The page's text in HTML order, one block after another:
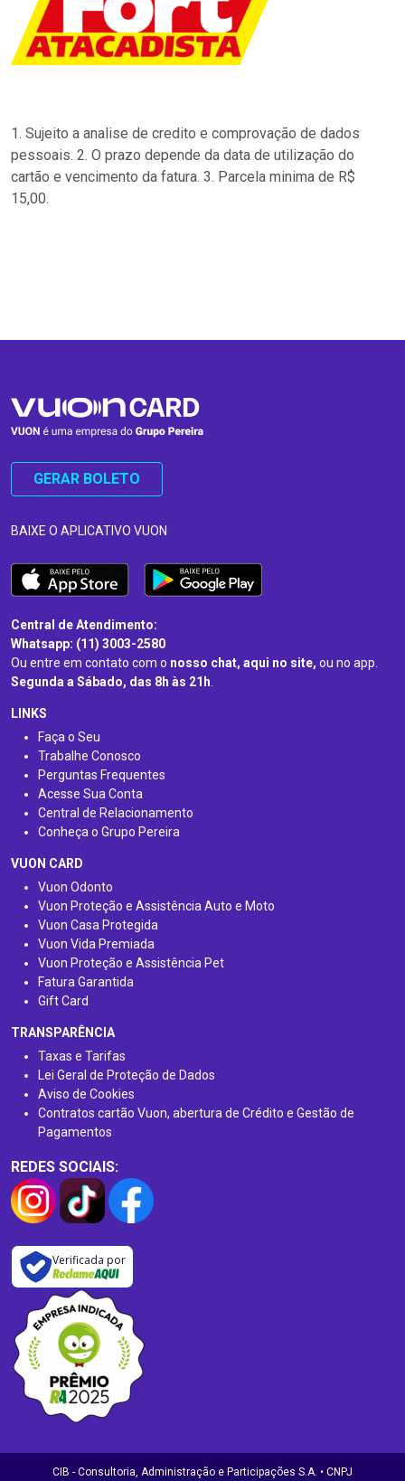
1. Sujeito a analise de credito e comprovação de dados
pessoais. 2. O prazo depende da data de utilização do
cartão e vencimento da fatura. 3. Parcela minima de R$
15,00.
GERAR BOLETO
BAIXE O APLICATIVO VUON
Central de Atendimento:
Whatsapp: (11) 3003-2580
Ou entre em contato com o nosso chat, aqui no site, ou no app.
Segunda a Sábado, das 8h às 21h.
LINKS
Faça o Seu
Trabalhe Conosco
Perguntas Frequentes
Acesse Sua Conta
Central de Relacionamento
Conheça o Grupo Pereira
VUON CARD
Vuon Odonto
Vuon Proteção e Assistência Auto e Moto
Vuon Casa Protegida
Vuon Vida Premiada
Vuon Proteção e Assistência Pet
Fatura Garantida
Gift Card
TRANSPARÊNCIA
Taxas e Tarifas
Lei Geral de Proteção de Dados
Aviso de Cookies
Contratos cartão Vuon, abertura de Crédito e Gestão de
Pagamentos
REDES SOCIAIS:
Verificada por
CIB - Consultoria, Administração e Participações S.A. • CNPJ